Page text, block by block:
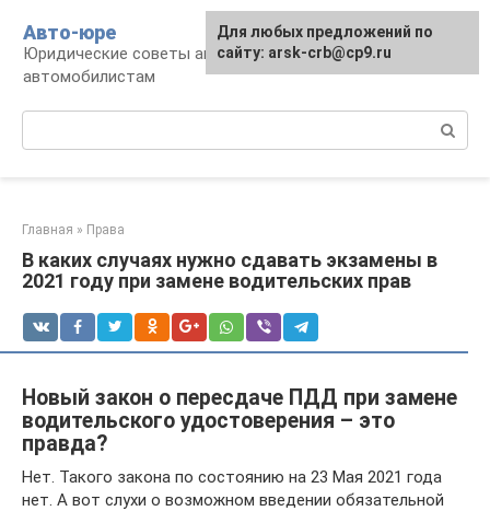
контенту
Авто-юре
Юридические советы автовладельцам и
автомобилистам
Главная » Права
В каких случаях нужно сдавать экзамены в
2021 году при замене водительских прав
Новый закон о пересдаче ПДД при замене
водительского удостоверения – это
правда?
Нет. Такого закона по состоянию на 23 Мая 2021 года
нет. А вот слухи о возможном введении обязательной
Для любых предложений по
сайту: arsk-crb@cp9.ru